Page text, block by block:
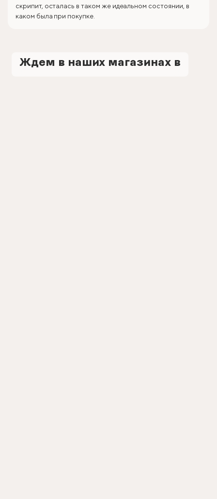
скрипит, осталась в таком же идеальном состоянии, в
каком была при покупке.
Ждем в наших магазинах в